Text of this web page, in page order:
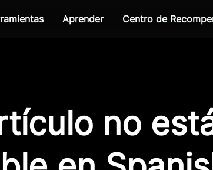
Aprender Centro de
no